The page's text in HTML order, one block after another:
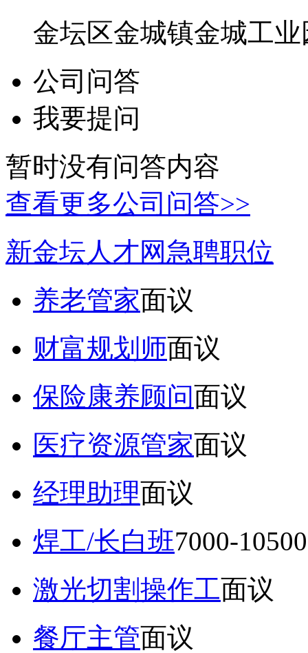
金坛区金城镇金城工
公司问答
我要提问
暂时没有问答内容
查看更多公司问答>>
新金坛人才网急聘职位
养老管家面议
财富规划师面议
保险康养顾问面议
医疗资源管家面议
经理助理面议
焊工/长白班7000-
激光切割操作工面议
餐厅主管面议